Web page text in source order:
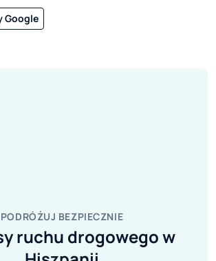
Google
PODRÓŻUJ BEZPIECZNIE
ruchu drogowego w